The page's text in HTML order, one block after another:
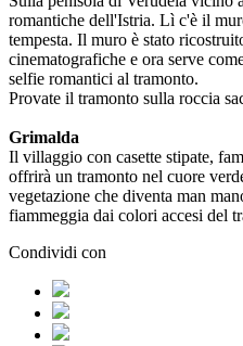
romantiche dell'Istria. Lì c'è il
tempesta. Il muro è stato
cinematografiche e ora serve
selfie romantici al tramonto.
Provate il tramonto sulla roccia
Grimalda
Il villaggio con casette stipate,
offrirà un tramonto nel cuore
vegetazione che diventa man
fiammeggia dai colori accesi del
Condividi con